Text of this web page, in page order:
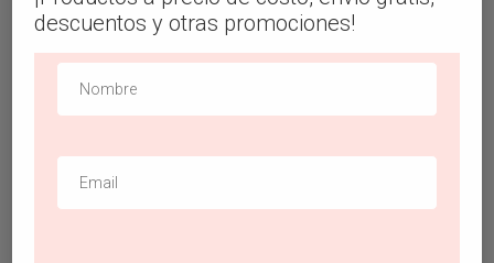
descuentos y otras promociones!